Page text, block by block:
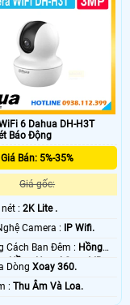
cũng có khả năng
chống trộm Dahua
giả khi không có
trộm Dahua với chức
để hạn chế tối đa
giải pháp để nâng cao
trộm Dahua thì sẽ
chuyên nghiệp, vì
kể khoảng 2- 3 phút
thôi. vì ông nghệ báo
qua mạng internet do
chống trộm Dahua .
6 Dahua DH-H3T
Quay Quét Báo Động
Giá Bán: 5%-35%
Giá gốc:
nét :2K Lite .
🏆 Công Nghệ Camera :
IP Wifi.
🌚 Khoảng Cách Ban Đêm : Hồng
Hồng Ngoại Smart IR.
DòngXoay 360.
️♚ Ưu Điểm :Thu Âm Và Loa.